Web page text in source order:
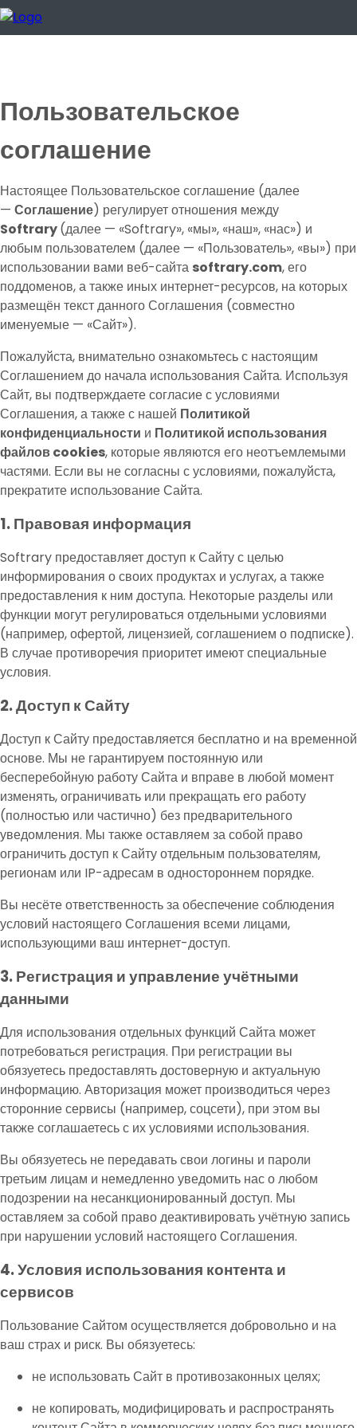
Пользовательское
соглашение
Настоящее Пользовательское соглашение (далее
— Соглашение) регулирует отношения между
Softrary(далее — «Softrary», «мы», «наш», «нас») и
любым пользователем (далее — «Пользователь», «вы») при
использовании вами веб-сайта softrary.com, его
поддоменов, а также иных интернет-ресурсов, на которых
размещён текст данного Соглашения (совместно
именуемые — «Сайт»).
Пожалуйста, внимательно ознакомьтесь с настоящим
Соглашением до начала использования Сайта. Используя
Сайт, вы подтверждаете согласие с условиями
Соглашения, а также с нашей Политикой
конфиденциальности и Политикой использования
файлов cookies, которые являются его неотъемлемыми
частями. Если вы не согласны с условиями, пожалуйста,
прекратите использование Сайта.
1. Правовая информация
Softrary предоставляет доступ к Сайту с целью
информирования о своих продуктах и услугах, а также
предоставления к ним доступа. Некоторые разделы или
функции могут регулироваться отдельными условиями
(например, офертой, лицензией, соглашением о подписке).
В случае противоречия приоритет имеют специальные
условия.
2. Доступ к Сайту
Доступ к Сайту предоставляется бесплатно и на временной
основе. Мы не гарантируем постоянную или
бесперебойную работу Сайта и вправе в любой момент
изменять, ограничивать или прекращать его работу
(полностью или частично) без предварительного
уведомления. Мы также оставляем за собой право
ограничить доступ к Сайту отдельным пользователям,
регионам или IP-адресам в одностороннем порядке.
Вы несёте ответственность за обеспечение соблюдения
условий настоящего Соглашения всеми лицами,
использующими ваш интернет-доступ.
3. Регистрация и управление учётными
данными
Для использования отдельных функций Сайта может
потребоваться регистрация. При регистрации вы
обязуетесь предоставлять достоверную и актуальную
информацию. Авторизация может производиться через
сторонние сервисы (например, соцсети), при этом вы
также соглашаетесь с их условиями использования.
Вы обязуетесь не передавать свои логины и пароли
третьим лицам и немедленно уведомить нас о любом
подозрении на несанкционированный доступ. Мы
оставляем за собой право деактивировать учётную запись
при нарушении условий настоящего Соглашения.
4. Условия использования контента и
сервисов
Пользование Сайтом осуществляется добровольно и на
ваш страх и риск. Вы обязуетесь:
не использовать Сайт в противозаконных целях;
не копировать, модифицировать и распространять